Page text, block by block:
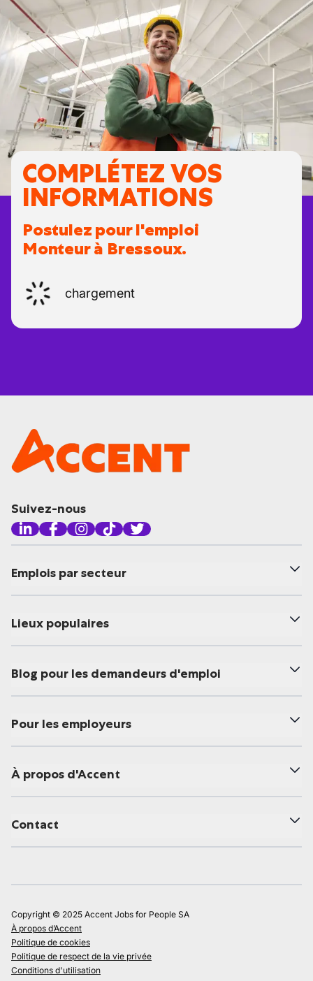
COMPLÉTEZ VOS
INFORMATIONS
Postulez pour l'emploi
Monteur à Bressoux.
chargement
Suivez-nous
Emplois par secteur
Lieux populaires
Blog pour les demandeurs d'emploi
Pour les employeurs
À propos d'Accent
Contact
Copyright © 2025 Accent Jobs for People SA
À propos d’Accent
Politique de cookies
Politique de respect de la vie privée
Conditions d'utilisation